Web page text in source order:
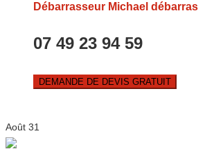
Débarrasseur Michael débarras
07 49 23 94 59
DEMANDE DE DEVIS GRATUIT
Août 31